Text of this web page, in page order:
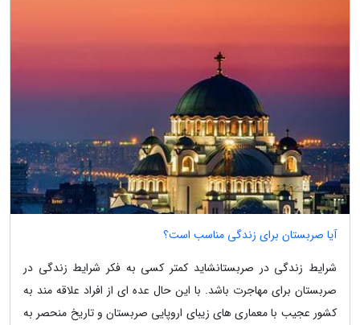
آیا صربستان برای زندگی مناسب است؟
شرایط زندگی در صربستانشاید کمتر کسی به فکر شرایط زندگی در
صربستان برای مهاجرت باشد. با این حال عده ای از افراد علاقه مند به
کشور عجیب با معماری های زیبای اروپایی صربستان و تاریخ منحصر به